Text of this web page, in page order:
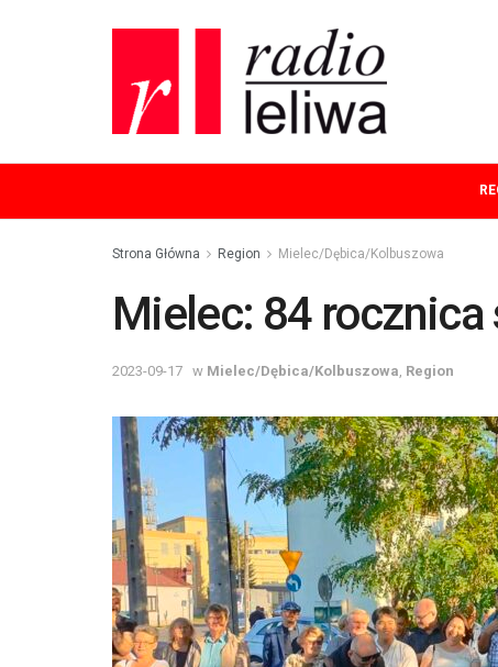
Strona Główna Region Mielec/Dębica/Kolbuszowa
Mielec: 84
2023-09-17 w Mielec/Dębica/Kolbuszowa Region